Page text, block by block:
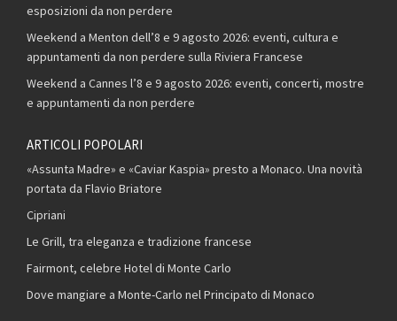
esposizioni da non perdere
Weekend a Menton dell’8 e 9 agosto 2026: eventi, cultura e
appuntamenti da non perdere sulla Riviera Francese
Weekend a Cannes l’8 e 9 agosto 2026: eventi, concerti, mostre
e appuntamenti da non perdere
ARTICOLI POPOLARI
«Assunta Madre» e «Caviar Kaspia» presto a Monaco. Una novità
portata da Flavio Briatore
Cipriani
Le Grill, tra eleganza e tradizione francese
Fairmont, celebre Hotel di Monte Carlo
Dove mangiare a Monte-Carlo nel Principato di Monaco